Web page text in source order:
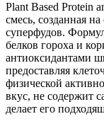
Plant Based Protein
смесь, созданная
суперфудов.
белков гороха и
антиоксидантами
предоставляя
физической
вкус, не содержит
делает его